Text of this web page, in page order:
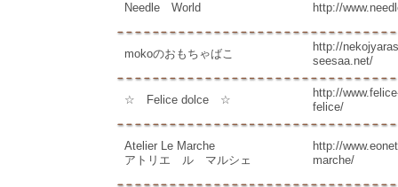
Needle World http://
mokoのおもちゃばこ
http://
seesaa.net/
☆ Felice dolce ☆
http://
felice/
Atelier Le Marche
アトリエ ル マルシェ
http://
marche/